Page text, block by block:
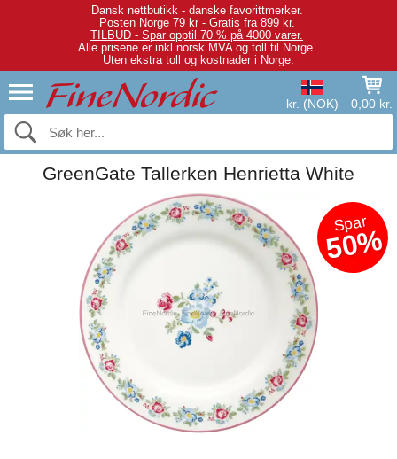
Dansk nettbutikk - danske favorittmerker.
Posten Norge 79 kr - Gratis fra 899 kr.
TILBUD - Spar opptil 70 % på 4000 varer.
Alle prisene er inkl norsk MVA og toll til Norge.
Uten ekstra toll og kostnader i Norge.
kr. (NOK) 0,00 kr.
GreenGate Tallerken Henrietta White
Spar
50%